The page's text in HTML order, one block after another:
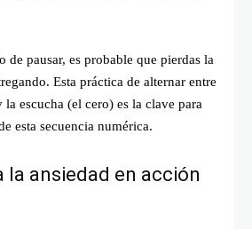
de pausar, es probable que pierdas la
Esta práctica de alternar entre
escucha (el cero) es la clave para
esta secuencia numérica.
la ansiedad en acción